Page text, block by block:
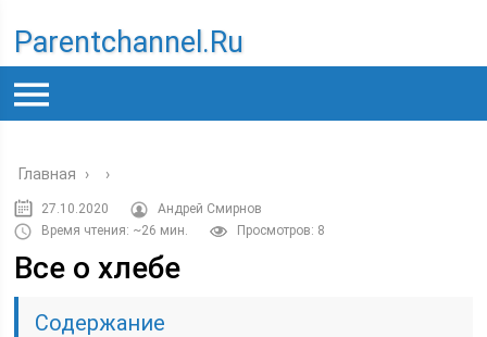
Parentchannel.ru
Главная › ›
27.10.2020
Андрей Смирнов
Время чтения: ~26 мин.
Просмотров: 8
Все о хлебе
Содержание